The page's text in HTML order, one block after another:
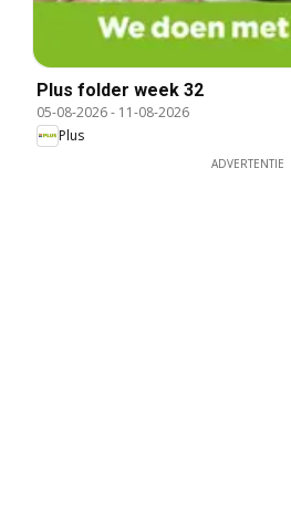
Plus folder week 32
05-08-2026- 11-08-2026
Plus
ADVERTENTIE